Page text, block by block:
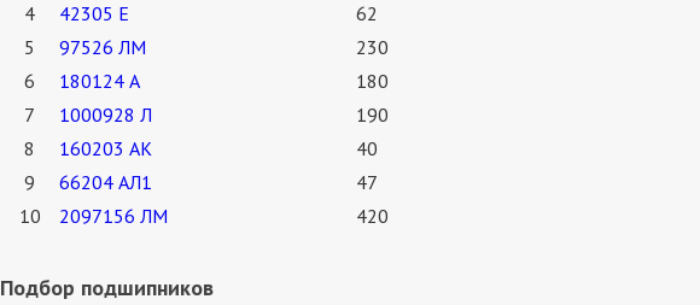
4
42305 E 62
5
97526 ЛМ 230
6
180124 А 180
7
1000928 Л 190
8
160203 АК 40
9
66204 АЛ1 47
10
2097156 ЛМ 420
Подбор подшипников